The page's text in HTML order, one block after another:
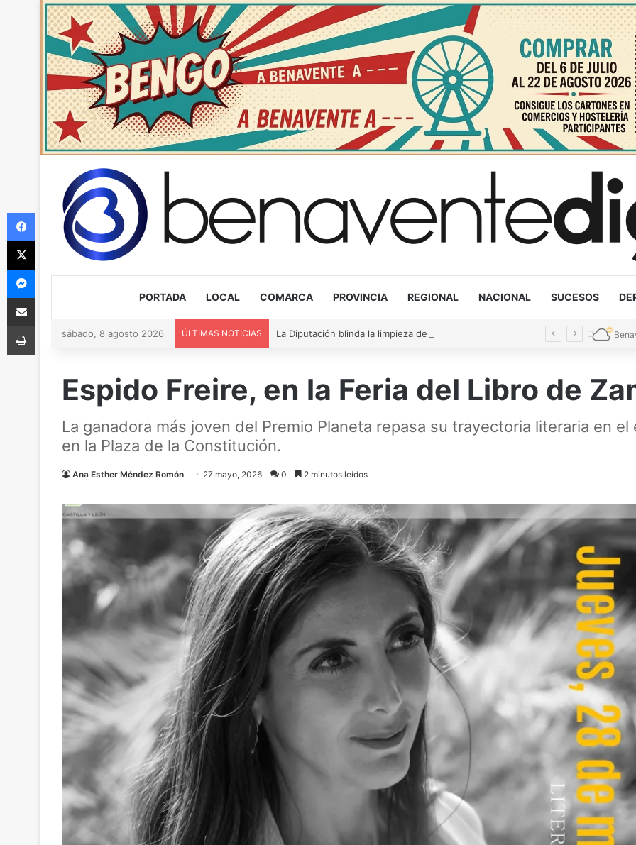
PORTADA LOCAL COMARCA PROVINCIA REGIONAL NACIONAL SUCESOS
sábado, 8 agosto 2026 ÚLTIMAS NOTICIAS
Espido Freire, en la Feria del Libro de
La ganadora más joven del Premio Planeta repasa su trayectoria literaria en
en la Plaza de la Constitución.
Ana Esther Méndez Romón 27 mayo, 2026 0 2 minutos leídos
Facebook
X
Messenger
Compartir via Email